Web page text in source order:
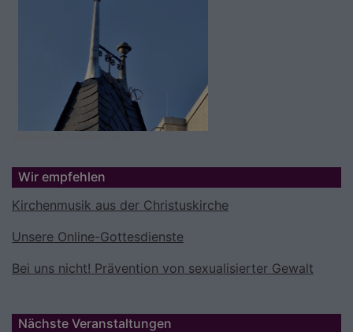
Wir empfehlen
Kirchenmusik aus der Christuskirche
Unsere Online-Gottesdienste
Bei uns nicht! Prävention von sexualisierter Gewalt
Nächste Veranstaltungen